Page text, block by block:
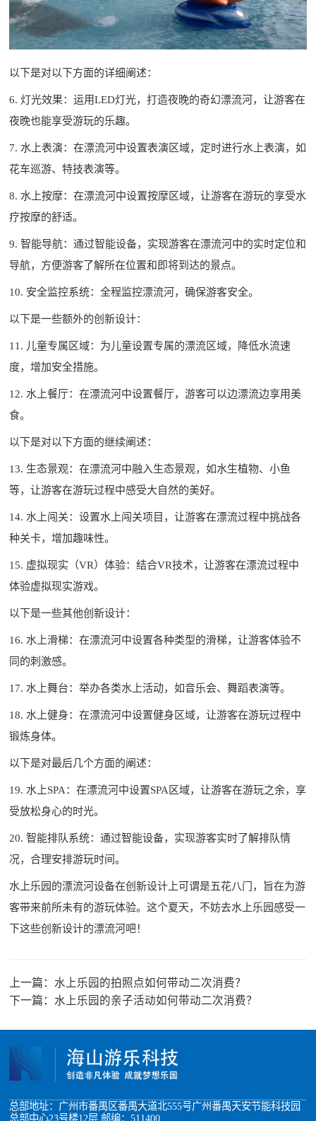
以下是对以下方面的详细阐述：
6. 灯光效果：运用LED灯光，打造夜晚的奇幻漂流河，让游客在
夜晚也能享受游玩的乐趣。
7. 水上表演：在漂流河中设置表演区域，定时进行水上表演，如
花车巡游、特技表演等。
8. 水上按摩：在漂流河中设置按摩区域，让游客在游玩的享受水
疗按摩的舒适。
9. 智能导航：通过智能设备，实现游客在漂流河中的实时定位和
导航，方便游客了解所在位置和即将到达的景点。
10. 安全监控系统：全程监控漂流河，确保游客安全。
以下是一些额外的创新设计：
11. 儿童专属区域：为儿童设置专属的漂流区域，降低水流速
度，增加安全措施。
12. 水上餐厅：在漂流河中设置餐厅，游客可以边漂流边享用美
食。
以下是对以下方面的继续阐述：
13. 生态景观：在漂流河中融入生态景观，如水生植物、小鱼
等，让游客在游玩过程中感受大自然的美好。
14. 水上闯关：设置水上闯关项目，让游客在漂流过程中挑战各
种关卡，增加趣味性。
15. 虚拟现实（VR）体验：结合VR技术，让游客在漂流过程中
体验虚拟现实游戏。
以下是一些其他创新设计：
16. 水上滑梯：在漂流河中设置各种类型的滑梯，让游客体验不
同的刺激感。
17. 水上舞台：举办各类水上活动，如音乐会、舞蹈表演等。
18. 水上健身：在漂流河中设置健身区域，让游客在游玩过程中
锻炼身体。
以下是对最后几个方面的阐述：
19. 水上SPA：在漂流河中设置SPA区域，让游客在游玩之余，享
受放松身心的时光。
20. 智能排队系统：通过智能设备，实现游客实时了解排队情
况，合理安排游玩时间。
水上乐园的漂流河设备在创新设计上可谓是五花八门，旨在为游
客带来前所未有的游玩体验。这个夏天，不妨去水上乐园感受一
下这些创新设计的漂流河吧！
上一篇： 水上乐园的拍照点如何带动二次消费？
下一篇： 水上乐园的亲子活动如何带动二次消费？
总部地址：广州市番禺区番禺大道北555号广州番禺天安节能科技园
总部中心23号楼12层 邮编：511400